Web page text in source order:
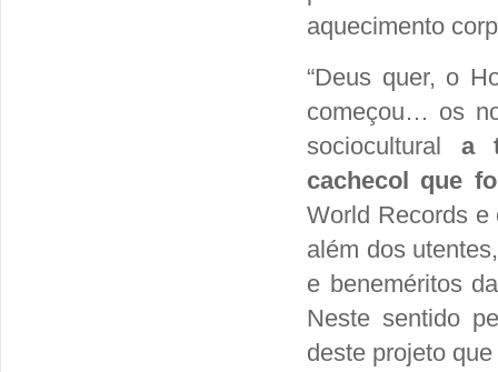
aquecimento
“Deus quer, o
começou… os
sociocultural a
cachecol que
World Records e
além dos
e beneméritos
Neste sentido
deste projeto